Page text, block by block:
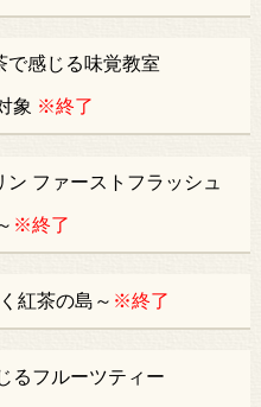
で感じる味覚教室
※終了
ン ファーストフラッシュ
※終了
紅茶の島～ ※終了
るフルーツティー